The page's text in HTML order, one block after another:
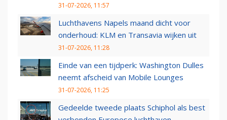
31-07-2026, 11:57
Luchthavens Napels maand dicht voor
onderhoud: KLM en Transavia wijken uit
31-07-2026, 11:28
Einde van een tijdperk: Washington Dulles
neemt afscheid van Mobile Lounges
31-07-2026, 11:25
Gedeelde tweede plaats Schiphol als best